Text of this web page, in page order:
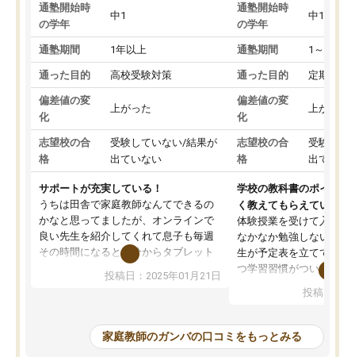
通塾開始時
の学年
中1
通塾期間 1年以上
通った目的 高校受験対策
偏差値の変
化
上がった
志望校の合
格
受験していない/結果が
出ていない
サポートが充実している！
うちは田舎で家庭教師なんてできるの
かなと思ってましたが、オンラインで
良い先生を紹介してくれて息子も毎週
その時間になると自分からタブレット
を開いてzoomを繋げるようになりまし
た！5科目なんでもOKなのもとても気
めて1年ほどだった今では平均点以上の
科目が増えてきました！あと1年受験ま
投稿日：2025年01月21日
通塾開始時
の学年
中1
通塾期間 1～3ヵ月
通った目的 定期テス
偏差値の変
化
上がった
志望校の合
格
受験して
出ていな
学校の教科書のポイント
く教えてもらえている
体験授業を受けて入塾し
なかなか勉強しない息子
生が予定表を立ててくれ
つ学習習慣がついてきま
指導が無い日も予定表
問できるのでとても助か
投稿日：
家庭教師のガンバの口コミをもっとみる